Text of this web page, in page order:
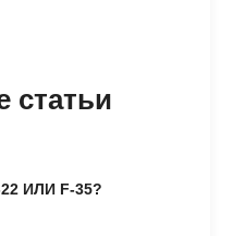
статьи
ИЛИ F-35?